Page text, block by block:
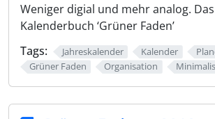
Weniger digial und mehr analog.
Kalenderbuch ‘Grüner Faden’
Tags:
Jahreskalender Kalender
Grüner Faden
Organisation